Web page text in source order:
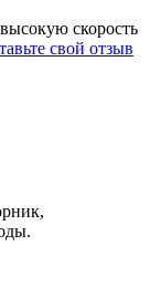
скорость
свой отзыв